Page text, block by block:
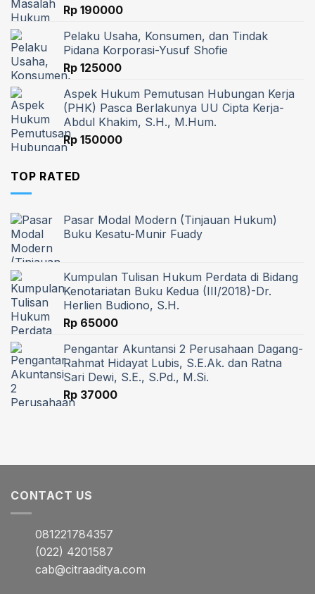
Rp 190000
Pelaku Usaha, Konsumen, dan Tindak
Pidana Korporasi-Yusuf Shofie
Rp 125000
Aspek Hukum Pemutusan Hubungan Kerja
(PHK) Pasca Berlakunya UU Cipta Kerja-
Abdul Khakim, S.H., M.Hum.
Rp 150000
TOP RATED
Pasar Modal Modern (Tinjauan Hukum)
Buku Kesatu-Munir Fuady
Kumpulan Tulisan Hukum Perdata di Bidang
Kenotariatan Buku Kedua (III/2018)-Dr.
Herlien Budiono, S.H.
Rp 65000
Pengantar Akuntansi 2 Perusahaan Dagang-
Rahmat Hidayat Lubis, S.E.Ak. dan Ratna
Sari Dewi, S.E., S.Pd., M.Si.
Rp 37000
CONTACT US
081221784357
(022) 4201587
cab@citraaditya.com